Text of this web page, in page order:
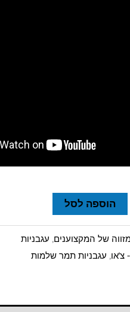
הוספה לסל
של המקצוענים, עגבניות
, עגבניות תמר שלמות